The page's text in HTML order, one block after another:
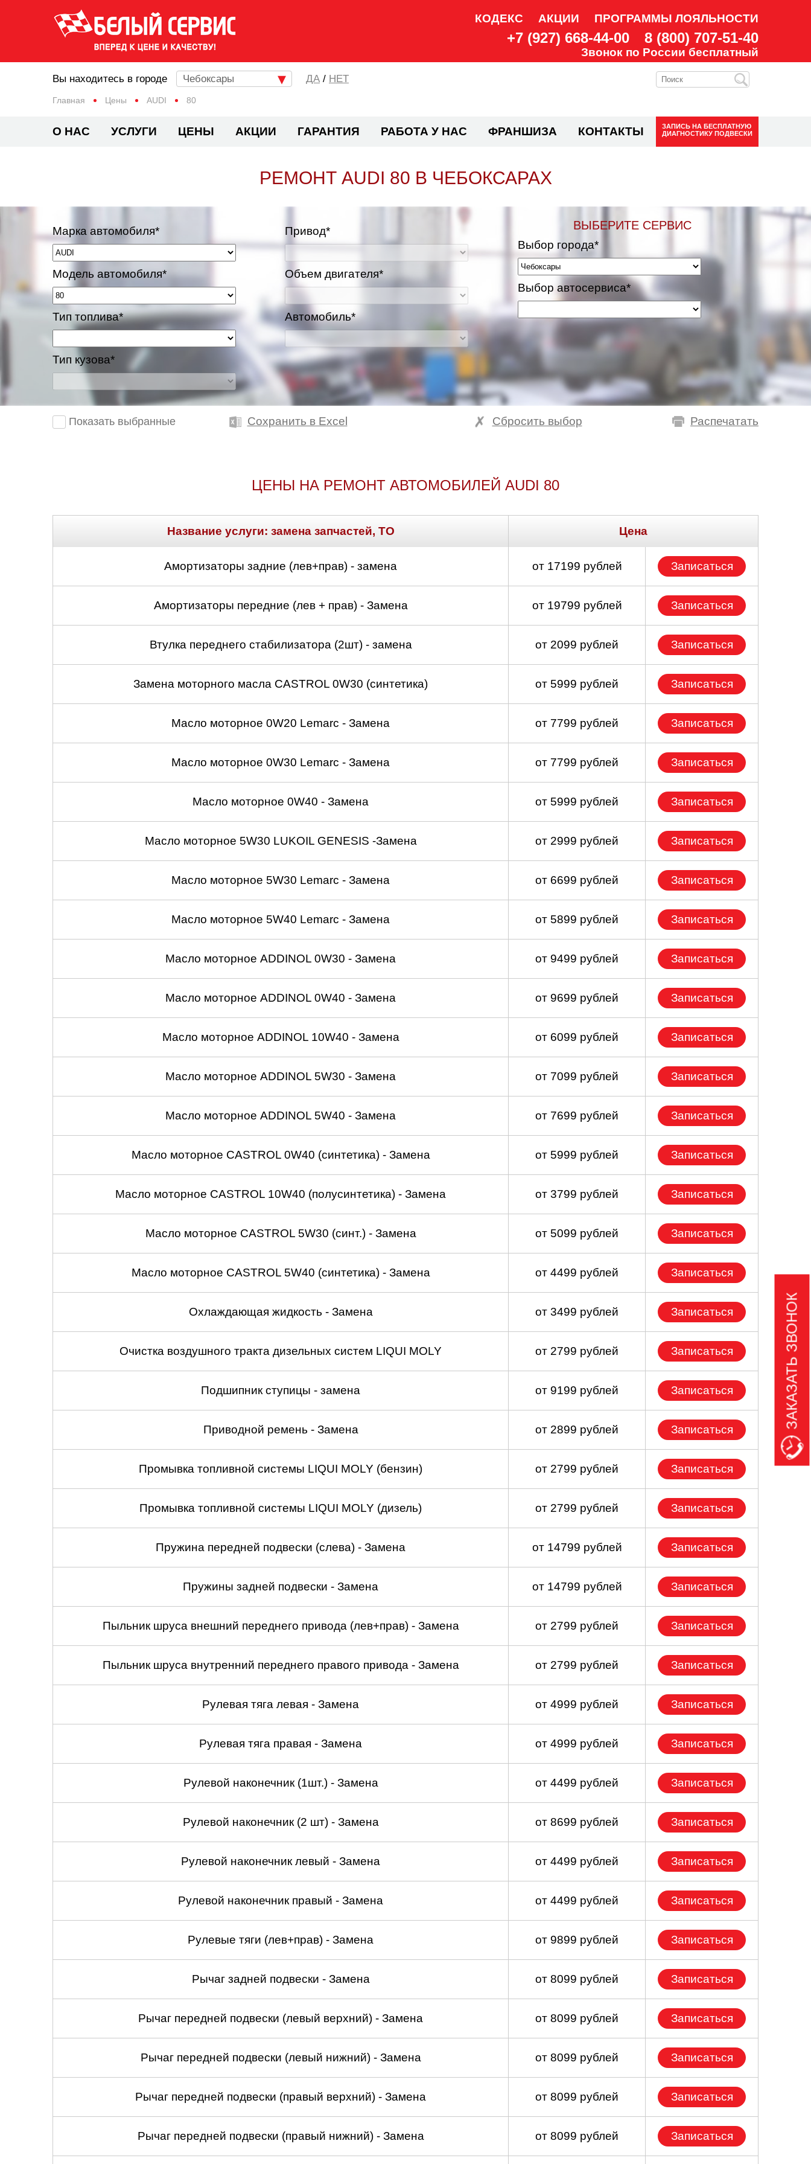
КОДЕКС АКЦИИ ПРОГРАММЫ ЛОЯЛЬНОСТИ
+7 (927) 668-44-00 8 (800) 707-51-40
Звонок по России бесплатный
Главная Цены AUDI 80
Вы находитесь в городе Чебоксары / НЕТ
О НАС УСЛУГИ ЦЕНЫ АКЦИИ ГАРАНТИЯ РАБОТА У НАС ФРАНШИЗА КОНТАКТЫ ЗАПИСЬ НА БЕСПЛАТНУЮ
ДИАГНОСТИКУ ПОДВЕСКИ
РЕМОНТ AUDI 80 В ЧЕБОКСАРАХ
Марка автомобиля*
Модель автомобиля*
Тип топлива*
Тип кузова*
Привод*
Объем двигателя*
Автомобиль*
ВЫБЕРИТЕ СЕРВИС
Выбор города*
Выбор автосервиса*
Показать выбранные Сохранить в Excel Распечатать
Сбросить выбор
ЦЕНЫ НА РЕМОНТ АВТОМОБИЛЕЙ AUDI 80
Название услуги: замена запчастей, ТО Цена
Амортизаторы задние (лев+прав) - замена от 17199 рублей Записаться
Амортизаторы передние (лев + прав) - Замена от 19799 рублей Записаться
Втулка переднего стабилизатора (2шт) - замена от 2099 рублей Записаться
Замена моторного масла CASTROL 0W30 (синтетика) от 5999 рублей Записаться
Масло моторное 0W20 Lemarc - Замена от 7799 рублей Записаться
Масло моторное 0W30 Lemarc - Замена от 7799 рублей Записаться
Масло моторное 0W40 - Замена от 5999 рублей Записаться
Масло моторное 5W30 LUKOIL GENESIS -Замена от 2999 рублей Записаться
Масло моторное 5W30 Lemarc - Замена от 6699 рублей Записаться
Масло моторное 5W40 Lemarc - Замена от 5899 рублей Записаться
Масло моторное ADDINOL 0W30 - Замена от 9499 рублей Записаться
Масло моторное ADDINOL 0W40 - Замена от 9699 рублей Записаться
Масло моторное ADDINOL 10W40 - Замена от 6099 рублей Записаться
Масло моторное ADDINOL 5W30 - Замена от 7099 рублей Записаться
Масло моторное ADDINOL 5W40 - Замена от 7699 рублей Записаться
Масло моторное CASTROL 0W40 (синтетика) - Замена от 5999 рублей Записаться
Масло моторное CASTROL 10W40 (полусинтетика) - Замена от 3799 рублей Записаться
Масло моторное CASTROL 5W30 (синт.) - Замена от 5099 рублей Записаться
Масло моторное CASTROL 5W40 (синтетика) - Замена от 4499 рублей Записаться
Охлаждающая жидкость - Замена от 3499 рублей Записаться
Очистка воздушного тракта дизельных систем LIQUI MOLY от 2799 рублей Записаться
Подшипник ступицы - замена от 9199 рублей Записаться
Приводной ремень - Замена от 2899 рублей Записаться
Промывка топливной системы LIQUI MOLY (бензин) от 2799 рублей Записаться
Промывка топливной системы LIQUI MOLY (дизель) от 2799 рублей Записаться
Пружина передней подвески (слева) - Замена от 14799 рублей Записаться
Пружины задней подвески - Замена от 14799 рублей Записаться
Пыльник шруса внешний переднего привода (лев+прав) - Замена от 2799 рублей Записаться
Пыльник шруса внутренний переднего правого привода - Замена от 2799 рублей Записаться
Рулевая тяга левая - Замена от 4999 рублей Записаться
Рулевая тяга правая - Замена от 4999 рублей Записаться
Рулевой наконечник (1шт.) - Замена от 4499 рублей Записаться
Рулевой наконечник (2 шт) - Замена от 8699 рублей Записаться
Рулевой наконечник левый - Замена от 4499 рублей Записаться
Рулевой наконечник правый - Замена от 4499 рублей Записаться
Рулевые тяги (лев+прав) - Замена от 9899 рублей Записаться
Рычаг задней подвески - Замена от 8099 рублей Записаться
Рычаг передней подвески (левый верхний) - Замена от 8099 рублей Записаться
Рычаг передней подвески (левый нижний) - Замена от 8099 рублей Записаться
Рычаг передней подвески (правый верхний) - Замена от 8099 рублей Записаться
Рычаг передней подвески (правый нижний) - Замена от 8099 рублей Записаться
ЗАКАЗАТЬ ЗВОНОК